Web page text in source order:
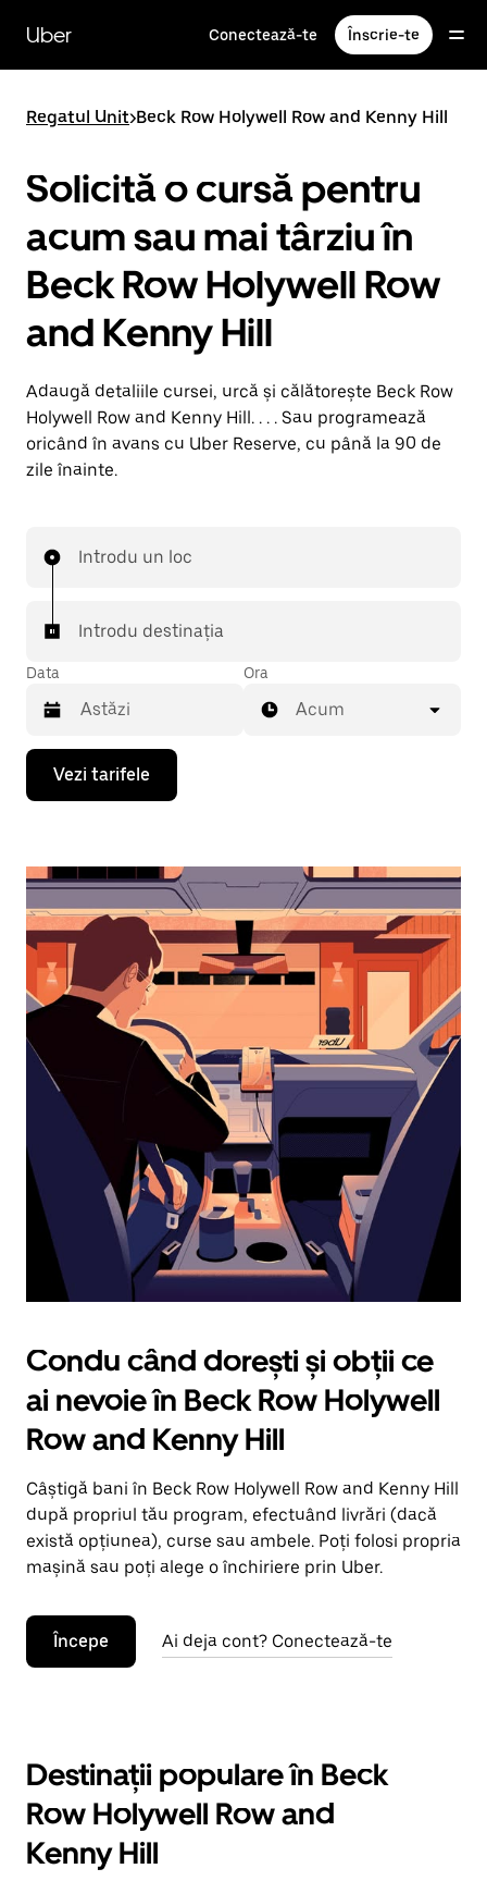
direct
conținutul
principal
Uber Conectează-te Înscrie-te
Regatul Unit>Beck Row Holywell Row and Kenny Hill
Solicită o cursă pentru
acum sau mai târziu în
Beck Row Holywell Row
and Kenny Hill
Adaugă detaliile cursei, urcă și călătorește Beck Row
Holywell Row and Kenny Hill. . . . Sau programează
oricând în avans cu Uber Reserve, cu până la 90 de
zile înainte.
Introdu un loc
Introdu destinația
Data
Pentru
deschide
selecta
dată,
apasă
tasta
cu
săgeata
îndreptată
în
jos.
Închide
calendarul
apăsând
pe
butonul
Escape.
Ora
Acum
Vezi tarifele
Condu când dorești și obții ce
ai nevoie în Beck Row Holywell
Row and Kenny Hill
Câștigă bani în Beck Row Holywell Row and Kenny Hill
după propriul tău program, efectuând livrări (dacă
există opțiunea), curse sau ambele. Poți folosi propria
mașină sau poți alege o închiriere prin Uber.
Începe Ai deja cont? Conectează-te
Destinații populare în Beck
Row Holywell Row and
Kenny Hill